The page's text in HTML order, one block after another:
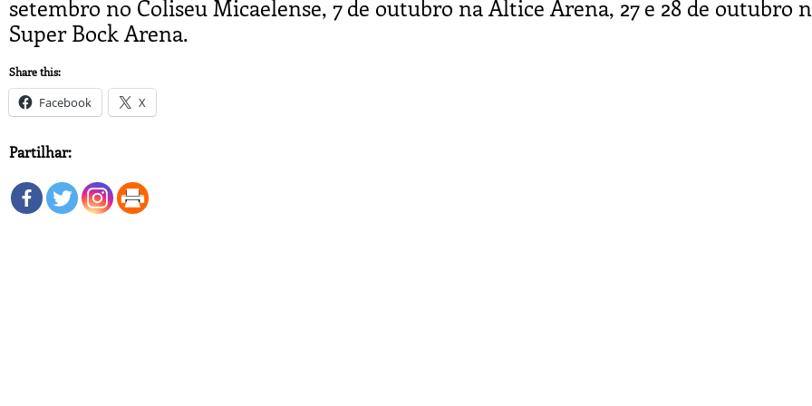
setembro no Coliseu Micaelense, 7 de outubro na Altice Arena, 27 e 28 de outubro
Super Bock Arena.
Share this:
Facebook X
Partilhar: